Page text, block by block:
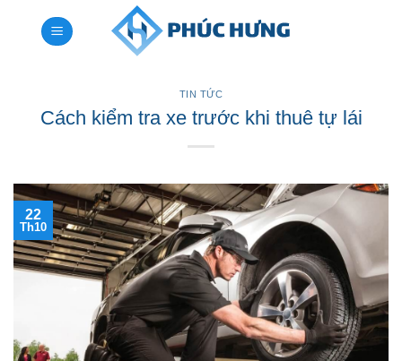
TIN TỨC
Cách kiểm tra xe trước khi thuê tự lái
22
Th10